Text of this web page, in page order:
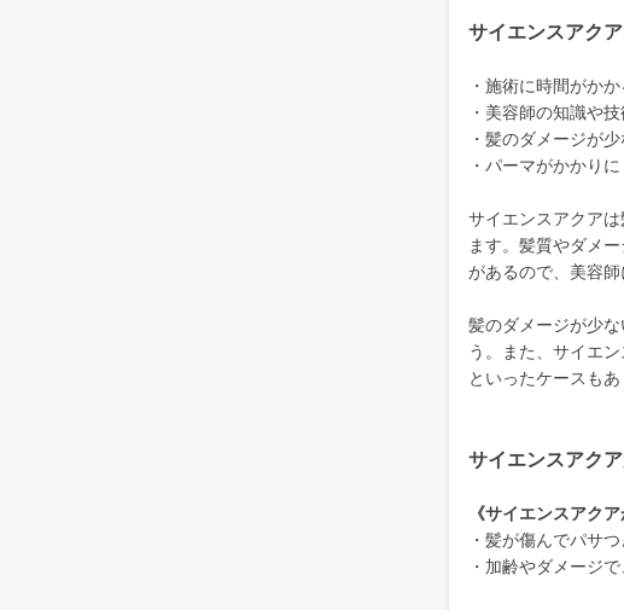
サイエンスアク
・施術に時間がかか
・美容師の知識や
・髪のダメージが
・パーマがかかり
サイエンスアクア
ます。髪質やダメ
があるので、美容師
髪のダメージが少
う。また、サイエ
といったケースもあ
サイエンスアク
《サイエンスアク
・髪が傷んでパサ
・加齢やダメージ